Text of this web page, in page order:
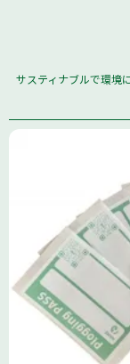
サスティナブルで環境